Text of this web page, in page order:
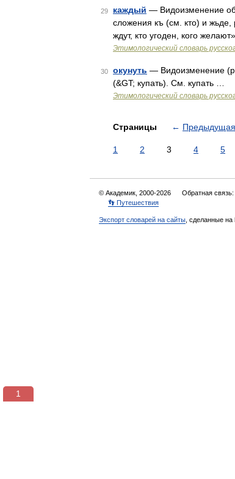
29 каждый — Видоизменение
сложения къ (см. кто) и жьде,
ждут, кто угоден, кого
Этимологический словарь
30 окунуть — Видоизменение
(&GT; купать). См. купать …
Этимологический словарь
Страницы ← Предыдущая
1 2 3 4 5
© Академик, 2000-2026 Обратная связь:
👣 Путешествия
Экспорт словарей на сайты , сделанные на
1